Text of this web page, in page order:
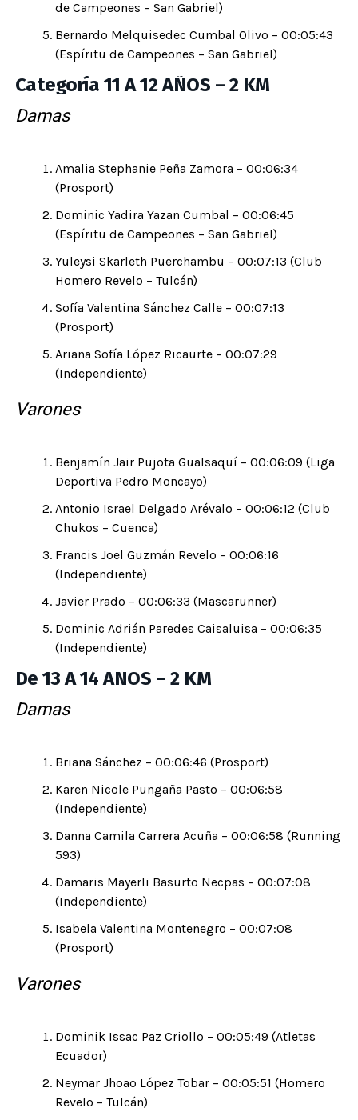
de Campeones – San Gabriel)
Bernardo Melquisedec Cumbal Olivo – 00:05:43
(Espíritu de Campeones – San Gabriel)
Categoría 11 A 12 AÑOS – 2 KM
Damas
Amalia Stephanie Peña Zamora – 00:06:34
(Prosport)
Dominic Yadira Yazan Cumbal – 00:06:45
(Espíritu de Campeones – San Gabriel)
Yuleysi Skarleth Puerchambu – 00:07:13 (Club
Homero Revelo – Tulcán)
Sofía Valentina Sánchez Calle – 00:07:13
(Prosport)
Ariana Sofía López Ricaurte – 00:07:29
(Independiente)
Varones
Benjamín Jair Pujota Gualsaquí – 00:06:09 (Liga
Deportiva Pedro Moncayo)
Antonio Israel Delgado Arévalo – 00:06:12 (Club
Chukos – Cuenca)
Francis Joel Guzmán Revelo – 00:06:16
(Independiente)
Javier Prado – 00:06:33 (Mascarunner)
Dominic Adrián Paredes Caisaluisa – 00:06:35
(Independiente)
De 13 A 14 AÑOS – 2 KM
Damas
Briana Sánchez – 00:06:46 (Prosport)
Karen Nicole Pungaña Pasto – 00:06:58
(Independiente)
Danna Camila Carrera Acuña – 00:06:58 (Running
593)
Damaris Mayerli Basurto Necpas – 00:07:08
(Independiente)
Isabela Valentina Montenegro – 00:07:08
(Prosport)
Varones
Dominik Issac Paz Criollo – 00:05:49 (Atletas
Ecuador)
Neymar Jhoao López Tobar – 00:05:51 (Homero
Revelo – Tulcán)